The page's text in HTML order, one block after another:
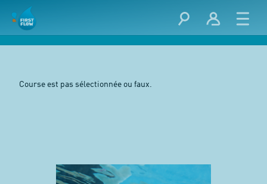
Course est pas sélectionnée ou faux.